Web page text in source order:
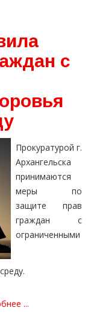
с
Прокуратурой г.
Архангельска
принимаются
меры по
защите прав
граждан с
ограниченными
...